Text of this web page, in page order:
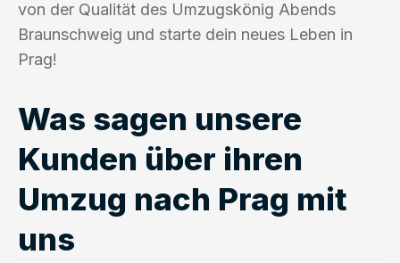
von der Qualität des Umzugskönig Abends
Braunschweig und starte dein neues Leben in
Prag!
Was sagen unsere
Kunden über ihren
Umzug nach Prag mit
uns